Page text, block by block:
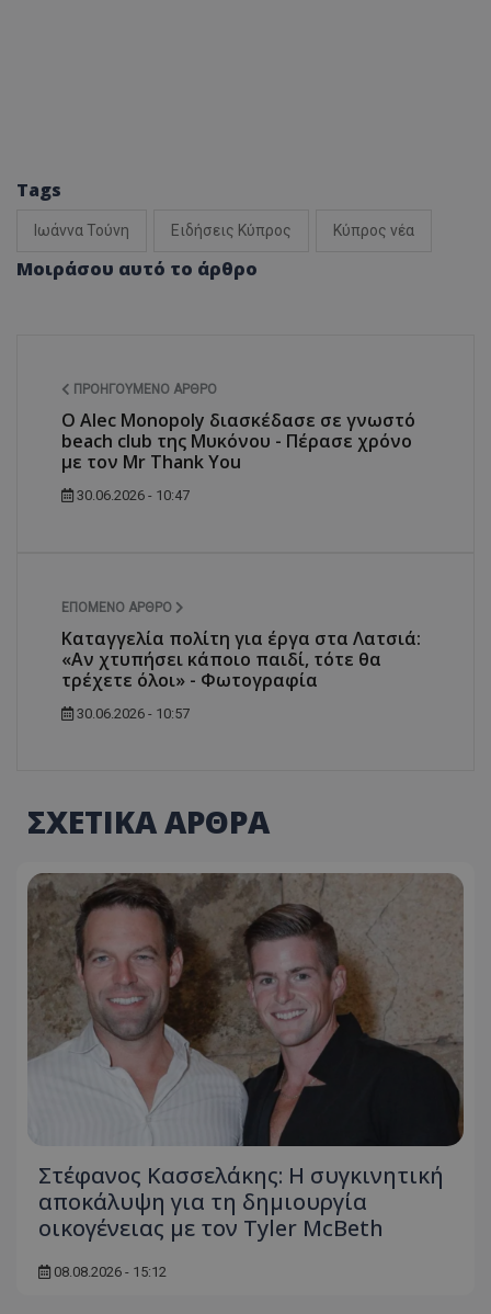
Tags
Ιωάννα Τούνη Ειδήσεις Κύπρος Κύπρος νέα
Μοιράσου αυτό το άρθρο
ΠΡΟΗΓΟΎΜΕΝΟ ΆΡΘΡΟ
Ο Alec Monopoly διασκέδασε σε γνωστό
beach club της Μυκόνου - Πέρασε χρόνο
με τον Mr Thank You
30.06.2026 - 10:47
ΕΠΌΜΕΝΟ ΆΡΘΡΟ
Καταγγελία πολίτη για έργα στα Λατσιά:
«Αν χτυπήσει κάποιο παιδί, τότε θα
τρέχετε όλοι» - Φωτογραφία
30.06.2026 - 10:57
ΣΧΕΤΙΚΑ ΑΡΘΡΑ
Στέφανος Κασσελάκης: Η συγκινητική
αποκάλυψη για τη δηµιουργία
οικογένειας με τον Tyler McBeth
08.08.2026 - 15:12